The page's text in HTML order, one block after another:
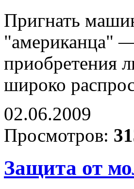
Пригнать
"американца" —
приобретения
широко
02.06.2009
Просмотров:
Защита от